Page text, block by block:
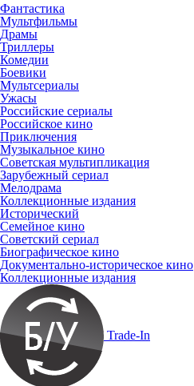
Фантастика
Мультфильмы
Драмы
Триллеры
Комедии
Боевики
Мультсериалы
Ужасы
Российские сериалы
Российское кино
Приключения
Музыкальное кино
Советская мультипликация
Зарубежный сериал
Мелодрама
Коллекционные издания
Исторический
Семейное кино
Советский сериал
Биографическое кино
Документально-историческое кино
Коллекционные издания
Trade-In